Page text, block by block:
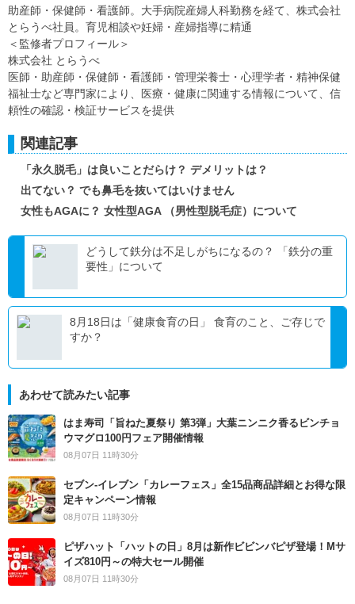
助産師・保健師・看護師。大手病院産婦人科勤務を経て、株式会社
とらうべ社員。育児相談や妊婦・産婦指導に精通
＜監修者プロフィール＞
株式会社 とらうべ
医師・助産師・保健師・看護師・管理栄養士・心理学者・精神保健
福祉士など専門家により、医療・健康に関連する情報について、信
頼性の確認・検証サービスを提供
関連記事
「永久脱毛」は良いことだらけ？ デメリットは？
出てない？ でも鼻毛を抜いてはいけません
女性もAGAに？ 女性型AGA （男性型脱毛症）について
どうして鉄分は不足しがちになるの？ 「鉄分の重
要性」について
8月18日は「健康食育の日」 食育のこと、ご存じで
すか？
あわせて読みたい記事
はま寿司「旨ねた夏祭り 第3弾」大葉ニンニク香るビンチョ
ウマグロ100円フェア開催情報
08月07日 11時30分
セブン‐イレブン「カレーフェス」全15品商品詳細とお得な限
定キャンペーン情報
08月07日 11時30分
ピザハット「ハットの日」8月は新作ビビンバピザ登場！Mサ
イズ810円～の特大セール開催
08月07日 11時30分